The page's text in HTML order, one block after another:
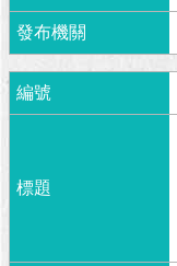
雙
語
彙
通